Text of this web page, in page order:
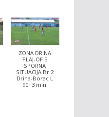
ZONA DRINA
PLAJ-OF 5
SPORNA
SITUACIJA Br.2
Drina-Borac L
90+3 min.